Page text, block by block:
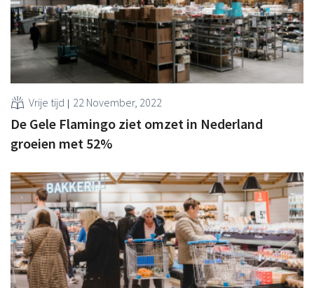
Vrije tijd 22 November, 2022
De Gele Flamingo ziet omzet in Nederland
groeien met 52%